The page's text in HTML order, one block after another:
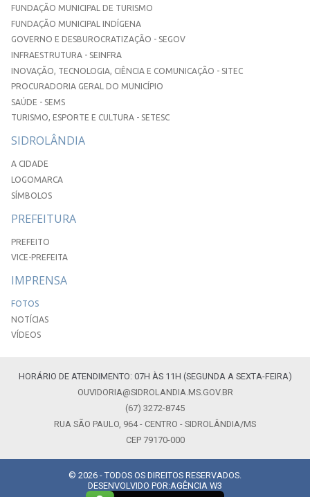
FUNDAÇÃO MUNICIPAL DE TURISMO
FUNDAÇÃO MUNICIPAL INDÍGENA
GOVERNO E DESBUROCRATIZAÇÃO - SEGOV
INFRAESTRUTURA - SEINFRA
INOVAÇÃO, TECNOLOGIA, CIÊNCIA E COMUNICAÇÃO - SITEC
PROCURADORIA GERAL DO MUNICÍPIO
SAÚDE - SEMS
TURISMO, ESPORTE E CULTURA - SETESC
SIDROLÂNDIA
A CIDADE
LOGOMARCA
SÍMBOLOS
PREFEITURA
PREFEITO
VICE-PREFEITA
IMPRENSA
FOTOS
NOTÍCIAS
VÍDEOS
HORÁRIO DE ATENDIMENTO: 07H ÀS 11H (SEGUNDA A SEXTA-FEIRA)
OUVIDORIA@SIDROLANDIA.MS.GOV.BR
(67) 3272-8745
RUA SÃO PAULO, 964 - CENTRO - SIDROLÂNDIA/MS
CEP 79170-000
© 2026 - TODOS OS DIREITOS RESERVADOS.
DESENVOLVIDO POR:AGÊNCIA W3